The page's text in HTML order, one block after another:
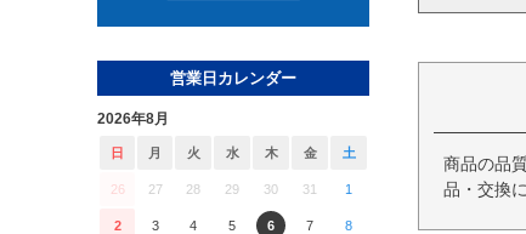
営業日カレンダー
2026年8月
日 月 火 水 木 金 土
26 27 28 29 30 31 1
2 3 4 5 6 7 8
商品の品
品・交換